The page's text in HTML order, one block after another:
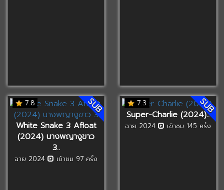
7.8 SUB
White Snake 3 Afloat
(2024) นางพญางูขาว
3..
ฉาย 2024 เข้าชม 97 ครั้ง
7.3 SUB
Super-Charlie (2024)..
ฉาย 2024 เข้าชม 145 ครั้ง